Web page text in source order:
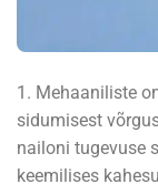
1. Mehaaniliste
sidumisest
nailoni tugevuse
keemilises